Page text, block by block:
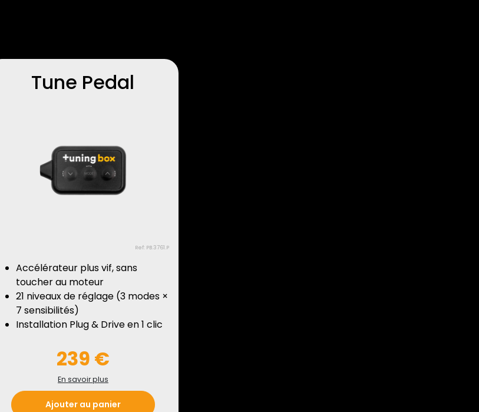
Tune Pedal
Ref: PB.3761.P
Accélérateur plus vif, sans
toucher au moteur
21 niveaux de réglage (3 modes ×
7 sensibilités)
Installation Plug & Drive en 1 clic
239 €
En savoir plus
Ajouter au panier